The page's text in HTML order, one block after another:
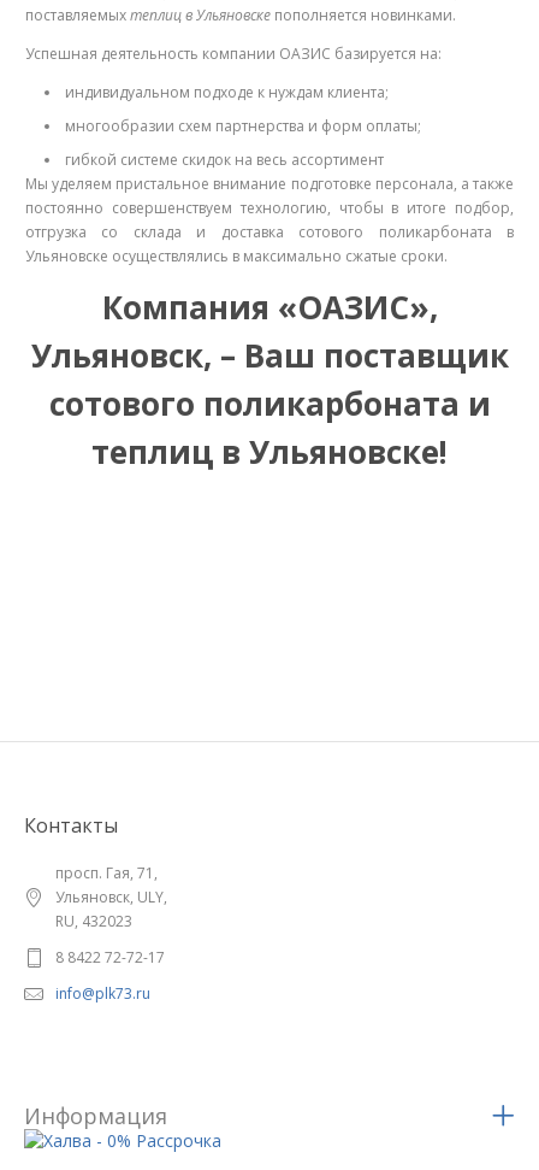
поставляемыхтеплиц в Ульяновске пополняется новинками.
Успешная деятельность компании ОАЗИС базируется на:
индивидуальном подходе к нуждам клиента;
многообразии схем партнерства и форм оплаты;
гибкой системе скидок на весь ассортимент
Мы уделяем пристальное внимание подготовке персонала, а также
постоянно совершенствуем технологию, чтобы в итоге подбор,
отгрузка со склада и доставка сотового поликарбоната в
Ульяновске осуществлялись в максимально сжатые сроки.
Компания «ОАЗИС»,
Ульяновск, – Ваш поставщик
сотового поликарбоната и
теплиц в Ульяновске!
Контакты
просп. Гая, 71,
Ульяновск, ULY,
RU, 432023
8 8422 72-72-17
info@plk73.ru
Информация